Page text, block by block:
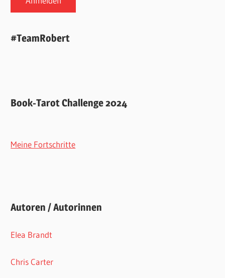
#TeamRobert
Book-Tarot Challenge 2024
Meine Fortschritte
Autoren / Autorinnen
Elea Brandt
Chris Carter